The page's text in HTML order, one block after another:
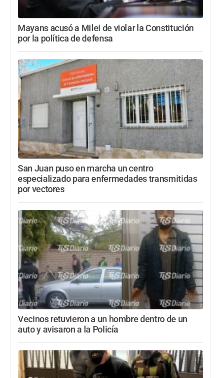
Mayans acusó a Milei de violar la Constitución
por la política de defensa
San Juan puso en marcha un centro
especializado para enfermedades transmitidas
por vectores
Vecinos retuvieron a un hombre dentro de un
auto y avisaron a la Policía